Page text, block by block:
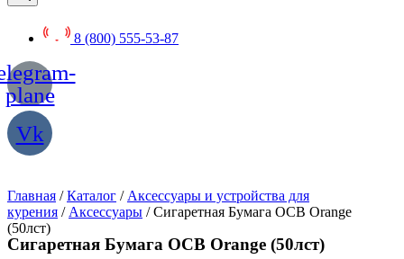
8 (800) 555-53-87
plane
Vk
Главная /Каталог / Аксессуары и устройства для
курения / Аксессуары / Сигаретная Бумага OCB Orange
(50лст)
Сигаретная Бумага OCB Orange (50лст)